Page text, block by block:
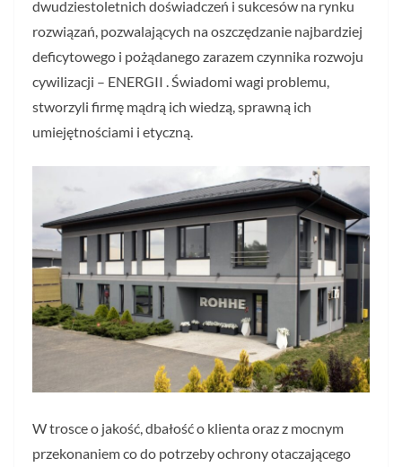
dwudziestoletnich doświadczeń i sukcesów na rynku
rozwiązań, pozwalających na oszczędzanie najbardziej
deficytowego i pożądanego zarazem czynnika rozwoju
cywilizacji – ENERGII . Świadomi wagi problemu,
stworzyli firmę mądrą ich wiedzą, sprawną ich
umiejętnościami i etyczną.
W trosce o jakość, dbałość o klienta oraz z mocnym
przekonaniem co do potrzeby ochrony otaczającego